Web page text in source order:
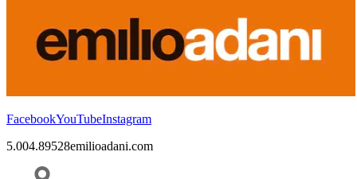
FacebookYouTubeInstagram
5.004.89528emilioadani.com